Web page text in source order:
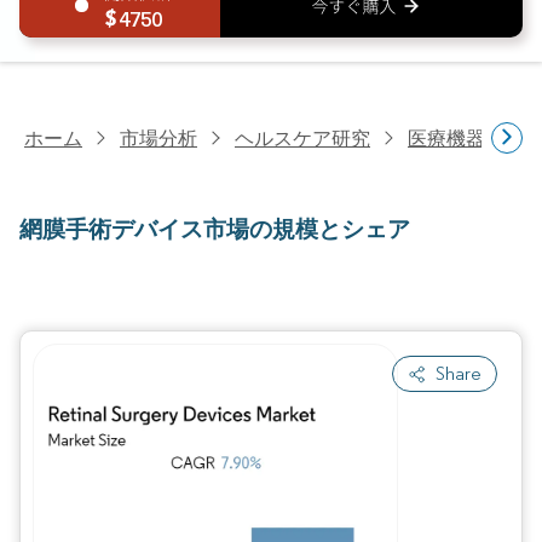
4750
ホーム 市場分析 ヘルスケア研究 医療機器研究
網膜手術デバイス市場の規模とシェア
Share